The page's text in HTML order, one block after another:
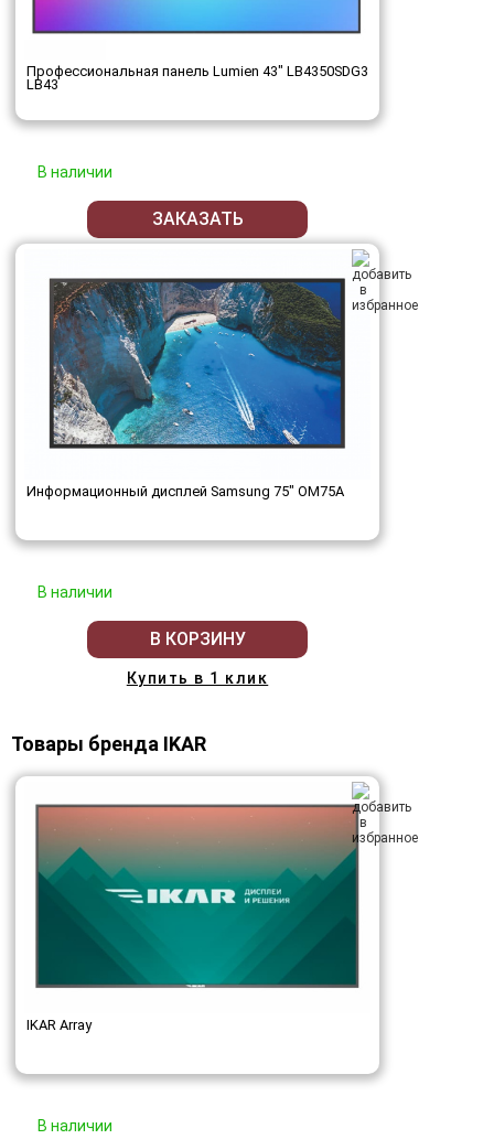
Профессиональная панель Lumien 43" LB4350SDG3
LB43
В наличии
ЗАКАЗАТЬ
Информационный дисплей Samsung 75" OM75A
В наличии
В КОРЗИНУ
Купить в 1 клик
Товары бренда IKAR
IKAR Array
В наличии